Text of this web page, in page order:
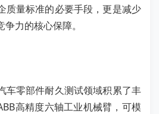
质量标准的必要手段，更是减少
力的核心保障。
车零部件耐久测试领域积累了丰
高精度六轴工业机械臂，可模